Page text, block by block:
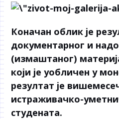
Коначан облик је
документарног и
(измаштаног)
који је уобличен у
резултат је
истраживачко-
студената.